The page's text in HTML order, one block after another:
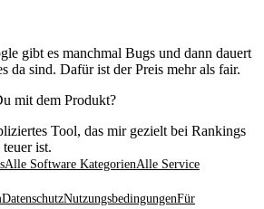
gibt es manchmal Bugs und dann dauert
da sind. Dafür ist der Preis mehr als fair.
mit dem Produkt?
Tool, das mir gezielt bei Rankings
ist.
Alle Software KategorienAlle Service
DatenschutzNutzungsbedingungenFür